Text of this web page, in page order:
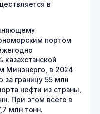
в
портом
казахстанской
Минэнерго, в 2024
за границу 55 млн
нефти из страны,
При этом всего в
млн тонн.